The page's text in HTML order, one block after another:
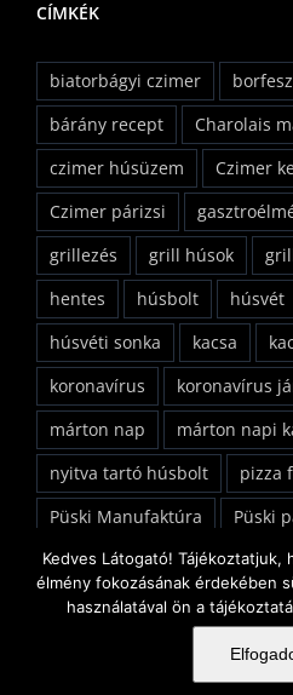
CÍMKÉK
biatorbágyi czimer
bárány recept
Charolais
czimer húsüzem
Czimer
Czimer párizsi
grillezés
grill húsok
hentes
húsbolt húsvét
húsvéti sonka
kacsa
koronavírus
koronavírus
márton nap
márton napi
nyitva tartó húsbolt
pizza
Püski Manufaktúra
Püski
rózsakerti húsbolt
savoya
szőlős receptek
sült
sült
Kedves Látogató! Tájékoztatjuk,
élmény fokozásának érdekében
használatával ön a